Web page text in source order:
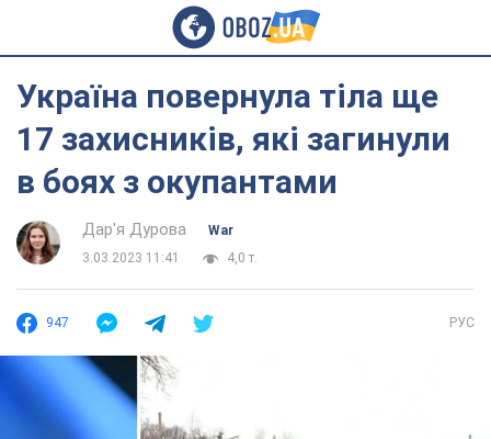
Україна повернула тіла ще
17 захисників, які загинули
в боях з окупантами
Дар'я Дурова
War
3.03.2023 11:41
4,0 т.
947 РУС